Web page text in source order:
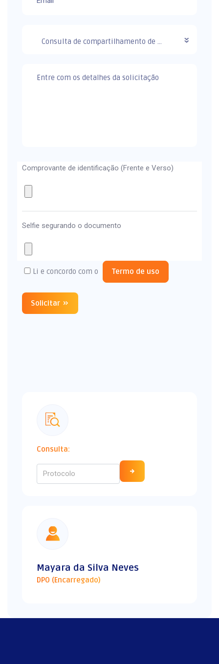
Consulta de compartilhamento de dados
Comprovante de identificação (Frente e Verso)
Selfie segurando o documento
Li e concordo com o Termo de uso
Solicitar
Consulta:
Mayara da Silva Neves
DPO (Encarregado)